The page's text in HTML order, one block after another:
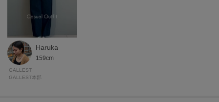
Haruka
159cm
GALLEST
GALLEST本部